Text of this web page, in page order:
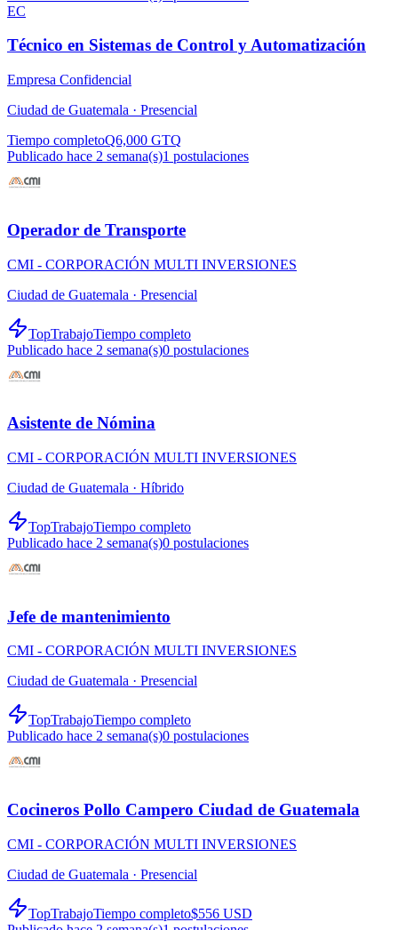
EC
Técnico en Sistemas de Control y Automatización
Empresa Confidencial
Ciudad de Guatemala · Presencial
Tiempo completoQ6,000 GTQ
Publicado hace 2 semana(s)1 postulaciones
Operador de Transporte
CMI - CORPORACIÓN MULTI INVERSIONES
Ciudad de Guatemala · Presencial
TopTrabajoTiempo completo
Publicado hace 2 semana(s)0 postulaciones
Asistente de Nómina
CMI - CORPORACIÓN MULTI INVERSIONES
Ciudad de Guatemala · Híbrido
TopTrabajoTiempo completo
Publicado hace 2 semana(s)0 postulaciones
Jefe de mantenimiento
CMI - CORPORACIÓN MULTI INVERSIONES
Ciudad de Guatemala · Presencial
TopTrabajoTiempo completo
Publicado hace 2 semana(s)0 postulaciones
Cocineros Pollo Campero Ciudad de Guatemala
CMI - CORPORACIÓN MULTI INVERSIONES
Ciudad de Guatemala · Presencial
TopTrabajoTiempo completo$556 USD